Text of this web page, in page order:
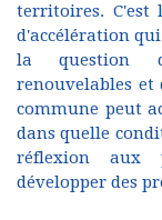
territoires.
d'accélération
la question
renouvelables et
commune peut
dans quelle
réflexion aux
développer des